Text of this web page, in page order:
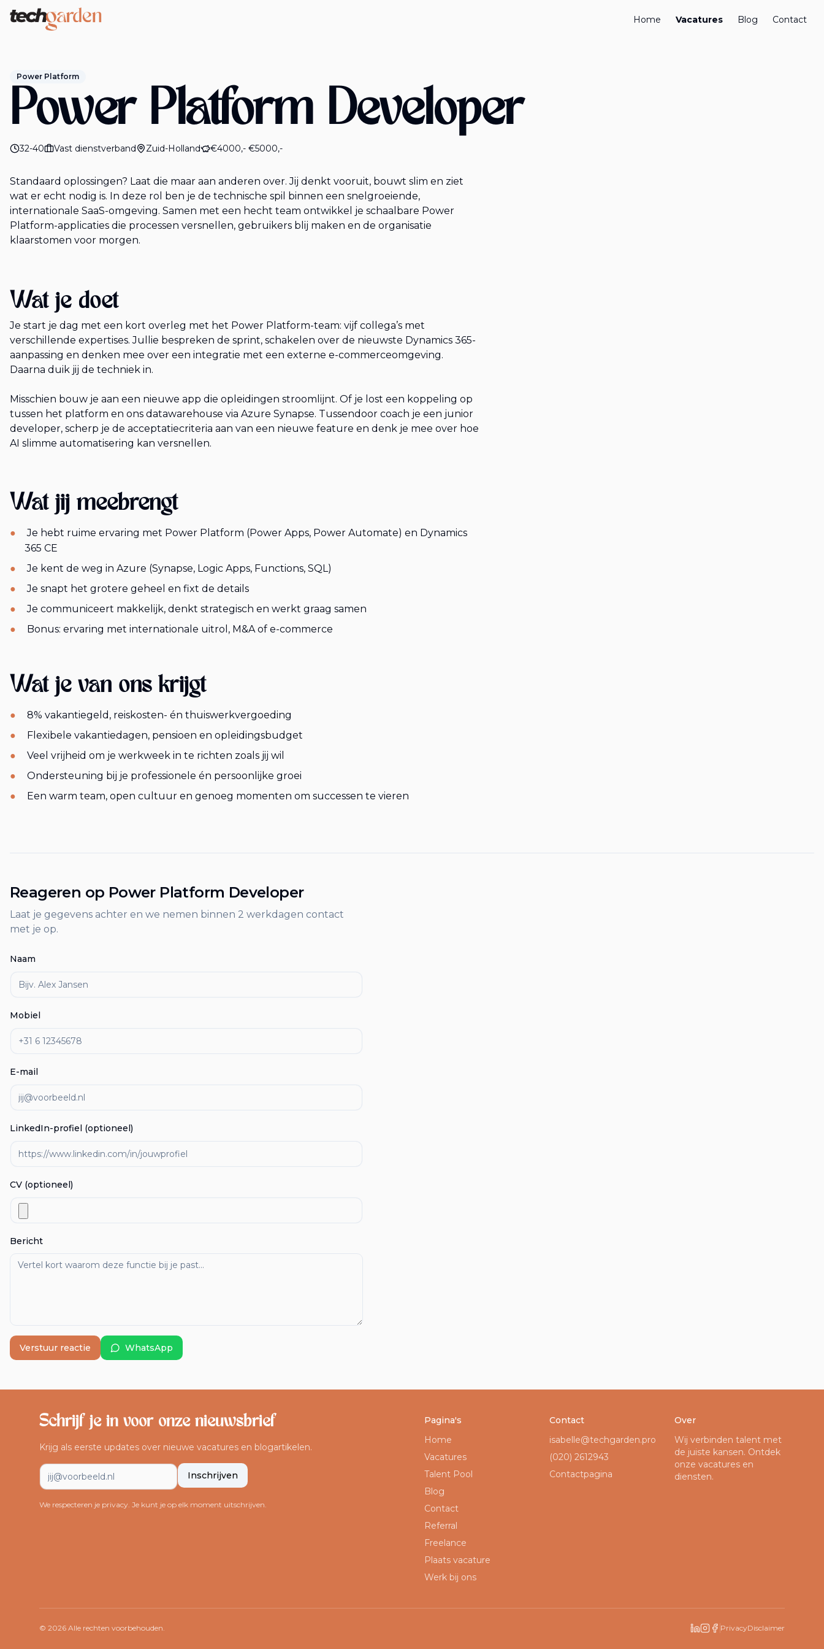
Tech Garden
Home Vacatures Blog Contact
Power Platform
Power Platform Developer
32-40 Vast dienstverband Zuid-Holland €4000,- €5000,-
Standaard oplossingen? Laat die maar aan anderen over. Jij denkt vooruit, bouwt slim en ziet
wat er echt nodig is. In deze rol ben je de technische spil binnen een snelgroeiende,
internationale SaaS-omgeving. Samen met een hecht team ontwikkel je schaalbare Power
Platform-applicaties die processen versnellen, gebruikers blij maken en de organisatie
klaarstomen voor morgen.
Wat je doet
Je start je dag met een kort overleg met het Power Platform-team: vijf collega’s met
verschillende expertises. Jullie bespreken de sprint, schakelen over de nieuwste Dynamics 365-
aanpassing en denken mee over een integratie met een externe e-commerceomgeving.
Daarna duik jij de techniek in.
Misschien bouw je aan een nieuwe app die opleidingen stroomlijnt. Of je lost een koppeling op
tussen het platform en ons datawarehouse via Azure Synapse. Tussendoor coach je een junior
developer, scherp je de acceptatiecriteria aan van een nieuwe feature en denk je mee over hoe
AI slimme automatisering kan versnellen.
Wat jij meebrengt
Je hebt ruime ervaring met Power Platform (Power Apps, Power Automate) en Dynamics
365 CE
Je kent de weg in Azure (Synapse, Logic Apps, Functions, SQL)
Je snapt het grotere geheel en fixt de details
Je communiceert makkelijk, denkt strategisch en werkt graag samen
Bonus: ervaring met internationale uitrol, M&A of e-commerce
Wat je van ons krijgt
8% vakantiegeld, reiskosten- én thuiswerkvergoeding
Flexibele vakantiedagen, pensioen en opleidingsbudget
Veel vrijheid om je werkweek in te richten zoals jij wil
Ondersteuning bij je professionele én persoonlijke groei
Een warm team, open cultuur en genoeg momenten om successen te vieren
Reageren op Power Platform Developer
Laat je gegevens achter en we nemen binnen 2 werkdagen contact
met je op.
Naam
Mobiel
E-mail
LinkedIn-profiel (optioneel)
CV (optioneel)
Bericht
Verstuur reactie WhatsApp
Schrijf je in voor onze nieuwsbrief
Krijg als eerste updates over nieuwe vacatures en blogartikelen.
E-mailadres Inschrijven
We respecteren je privacy. Je kunt je op elk moment uitschrijven.
Footer navigatie
Pagina's
Home
Vacatures
Talent Pool
Blog
Contact
Referral
Freelance
Plaats vacature
Werk bij ons
Contact
isabelle@techgarden.pro
(020) 2612943
Contactpagina
Over
Wij verbinden talent met
de juiste kansen. Ontdek
onze vacatures en
diensten.
© 2026 Alle rechten voorbehouden. PrivacyDisclaimer